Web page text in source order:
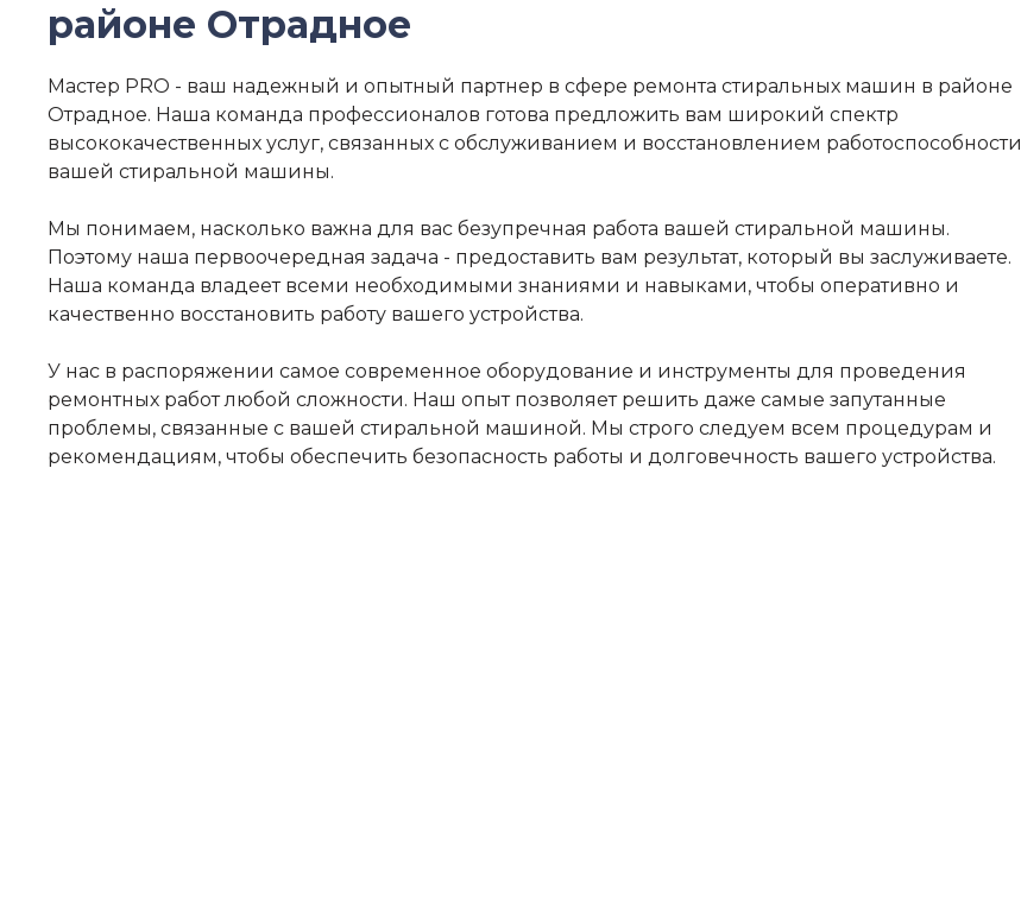
районе Отрадное
Мастер PRO - ваш надежный и опытный партнер в сфере ремонта стиральных машин в районе
Отрадное. Наша команда профессионалов готова предложить вам широкий спектр
высококачественных услуг, связанных с обслуживанием и восстановлением работоспособности
вашей стиральной машины.
Мы понимаем, насколько важна для вас безупречная работа вашей стиральной машины.
Поэтому наша первоочередная задача - предоставить вам результат, который вы заслуживаете.
Наша команда владеет всеми необходимыми знаниями и навыками, чтобы оперативно и
качественно восстановить работу вашего устройства.
У нас в распоряжении самое современное оборудование и инструменты для проведения
ремонтных работ любой сложности. Наш опыт позволяет решить даже самые запутанные
проблемы, связанные с вашей стиральной машиной. Мы строго следуем всем процедурам и
рекомендациям, чтобы обеспечить безопасность работы и долговечность вашего устройства.